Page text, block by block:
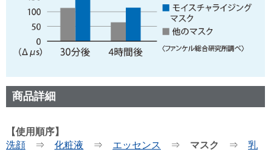
商品詳細
【使用順序】
洗顔 ⇒ 化粧液 ⇒ エッセンス ⇒ マスク ⇒ 乳